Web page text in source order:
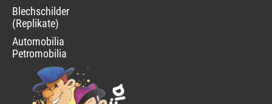
Blechschilder
(Replikate)
Automobilia
Petromobilia